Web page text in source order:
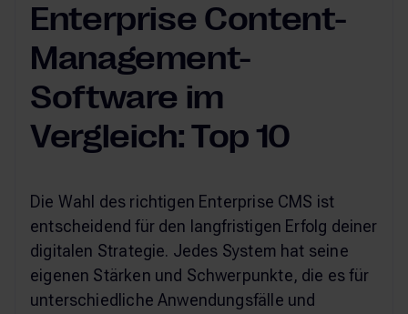
Enterprise Content-
Management-
Software im
Vergleich: Top 10
Die Wahl des richtigen Enterprise CMS ist
entscheidend für den langfristigen Erfolg deiner
digitalen Strategie. Jedes System hat seine
eigenen Stärken und Schwerpunkte, die es für
unterschiedliche Anwendungsfälle und